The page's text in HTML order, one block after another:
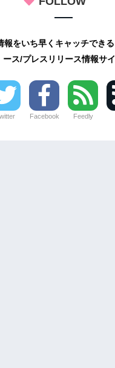
報をいち早くキャッチでき
ース/プレスリリース情報サ
Facebook Feedly